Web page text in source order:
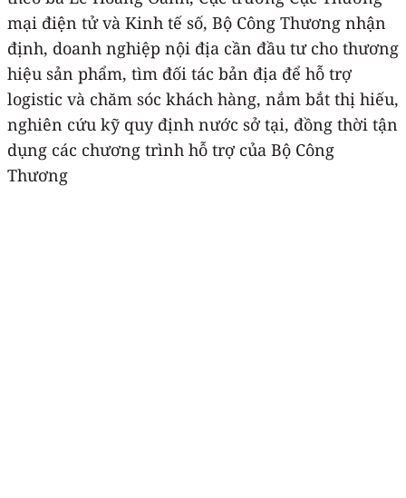
mại điện tử và Kinh tế số, Bộ Công Thương nhận
định, doanh nghiệp nội địa cần đầu tư cho thương
hiệu sản phẩm, tìm đối tác bản địa để hỗ trợ
logistic và chăm sóc khách hàng, nắm bắt thị hiếu,
nghiên cứu kỹ quy định nước sở tại, đồng thời tận
dụng các chương trình hỗ trợ của Bộ Công
Thương